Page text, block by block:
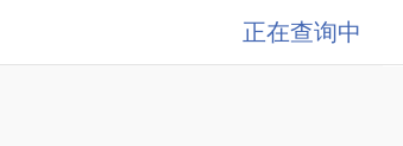
正在查询中